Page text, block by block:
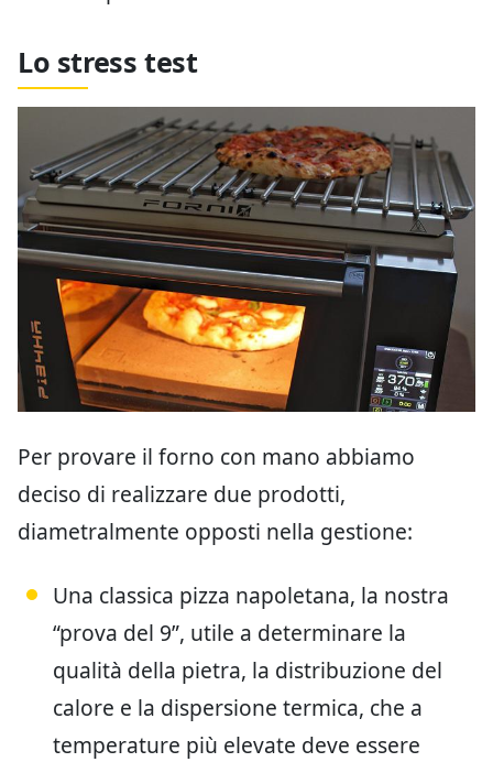
Lo stress test
Per provare il forno con mano abbiamo
deciso di realizzare due prodotti,
diametralmente opposti nella gestione:
Una classica pizza napoletana, la nostra
“prova del 9”, utile a determinare la
qualità della pietra, la distribuzione del
calore e la dispersione termica, che a
temperature più elevate deve essere